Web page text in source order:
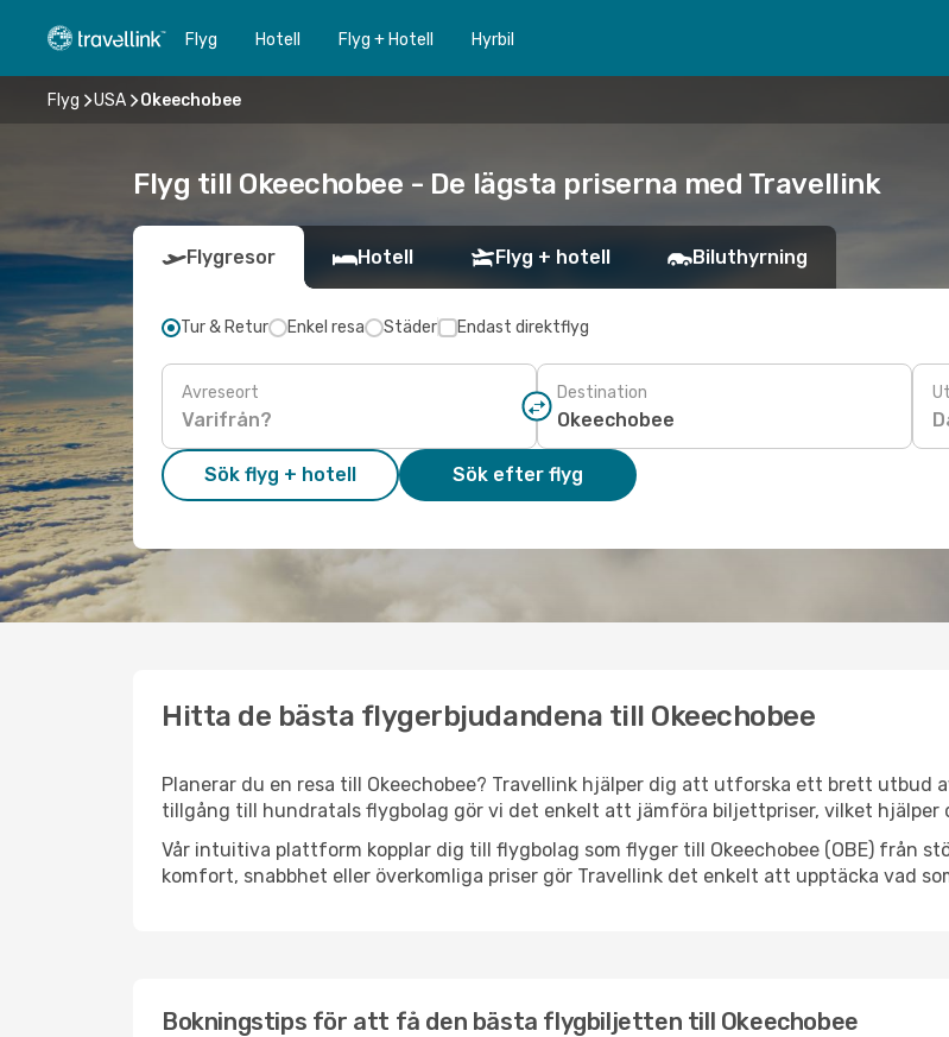
Flyg Hotell Flyg + Hotell Hyrbil
Flyg USA Okeechobee
Flyg till Okeechobee - De lägsta priserna med Travellink
Flygresor Hotell Flyg + hotell Biluthyrning
Tur & Retur Enkel resa Städer Endast direktflyg
Avreseort Destination
Sök flyg + hotell Sök efter flyg
Hitta de bästa flygerbjudandena till Okeechobee
Planerar du en resa till Okeechobee? Travellink hjälper dig att utforska ett brett utbud
tillgång till hundratals flygbolag gör vi det enkelt att jämföra biljettpriser, vilket hjälper
Vår intuitiva plattform kopplar dig till flygbolag som flyger till Okeechobee (OBE) från
komfort, snabbhet eller överkomliga priser gör Travellink det enkelt att upptäcka vad
Bokningstips för att få den bästa flygbiljetten till Okeechobee